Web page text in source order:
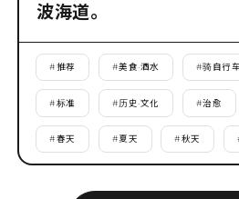
波海道。
#推荐 #美食·酒水 #骑自行车
#标准 #历史·文化 #治愈
#春天 #夏天 #秋天